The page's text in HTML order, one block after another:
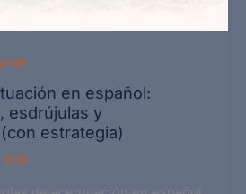
en español:
esdrújulas y
estrategia)
2026